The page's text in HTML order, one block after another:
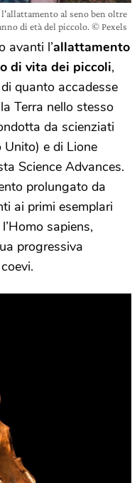
al seno ben oltre
di età del piccolo. © Pexels
avanti l’allattamento
di vita dei piccoli,
quanto accadesse
Terra nello stesso
da scienziati
Unito) e di Lione
Science Advances.
prolungato da
ai primi esemplari
sapiens,
progressiva